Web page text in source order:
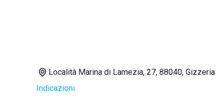
Località Marina di Lamezia, 27, 88040, Gizzeria
Indicazioni